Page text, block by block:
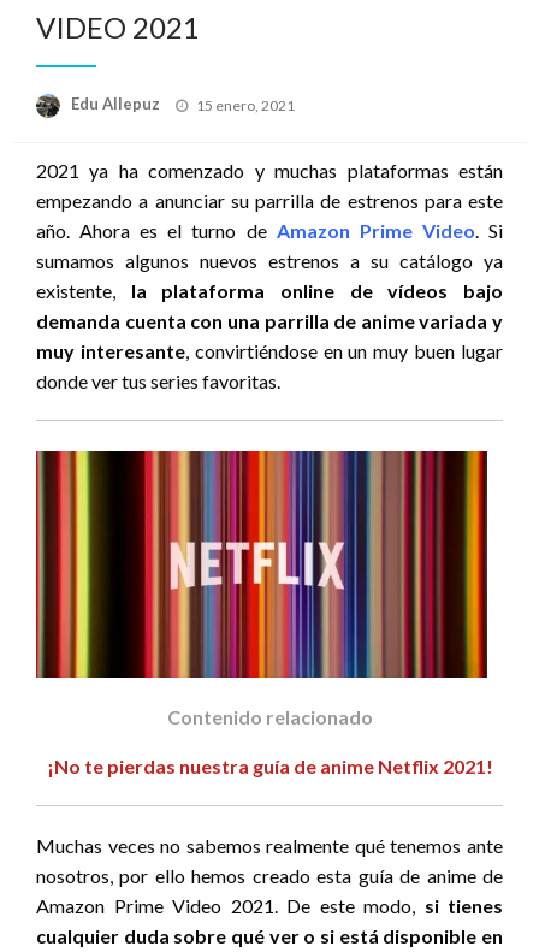
VIDEO 2021
Edu Allepuz
Publicado
15 enero, 2021
2021 ya ha comenzado y muchas plataformas están
empezando a anunciar su parrilla de estrenos para este
año. Ahora es el turno de Amazon Prime Video. Si
sumamos algunos nuevos estrenos a su catálogo ya
existente, la plataforma online de vídeos bajo
demanda cuenta con una parrilla de anime variada y
muy interesante, convirtiéndose en un muy buen lugar
donde ver tus series favoritas.
Contenido relacionado
¡No te pierdas nuestra guía de anime Netflix 2021!
Muchas veces no sabemos realmente qué tenemos ante
nosotros, por ello hemos creado esta guía de anime de
Amazon Prime Video 2021. De este modo, si tienes
cualquier duda sobre qué ver o si está disponible en